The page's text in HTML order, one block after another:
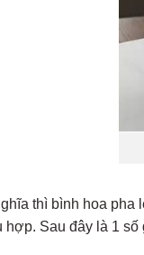
thì bình hoa
Sau đây là 1 số